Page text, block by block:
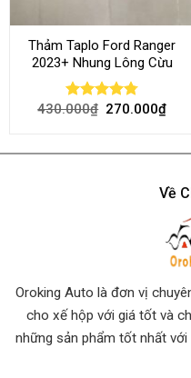
Thảm Taplo Ford Ranger
2023+ Nhung Lông Cừu
Rated 4.80
430.000₫ 270.000₫
Về
Oroking Auto là đơn vị
cho xế hộp với giá tốt và
những sản phẩm tốt nhất với